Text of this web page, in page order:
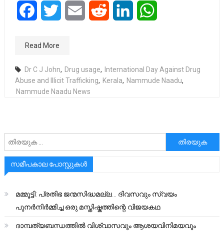
FacebookTwitter Email Reddit LinkedIn
Read More
Dr C J John, Drug usage,
International Day Against Drug
Abuse and Illicit Trafficking, Kerala, Nammude Naadu,
Nammude Naadu News
അനേഷിക്കുക
സമീപകാല പോസ്റ്റുകൾ
മമ്മൂട്ടി: പ്രതിഭ ജന്മസിദ്ധമല്ല… ദിവസവും സ്വയം
പുനർനിർമ്മിച്ച ഒരു മസ്തിഷ്കത്തിന്റെ വിജയകഥ
ദാമ്പത്യബന്ധത്തിൽ വിശ്വാസവും ആശയവിനിമയവും